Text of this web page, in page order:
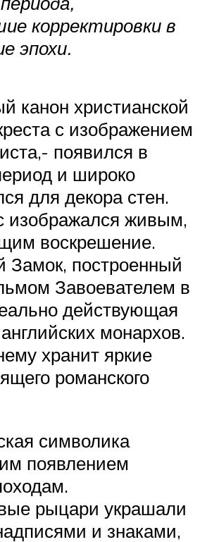
корректировки в
эпохи.
канон христианской
с изображением
появился в
и широко
для декора стен.
изображался живым,
воскрешение.
Замок, построенный
Завоевателем в
действующая
монархов.
хранит яркие
романского
символика
появлением
рыцари украшали
и знаками,